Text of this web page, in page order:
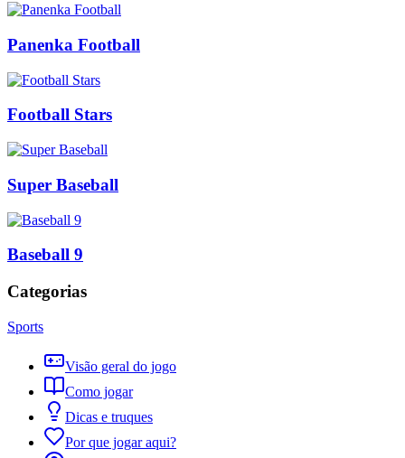
Panenka Football
Football Stars
Super Baseball
Baseball 9
Categorias
Sports
Visão geral do jogo
Como jogar
Dicas e truques
Por que jogar aqui?